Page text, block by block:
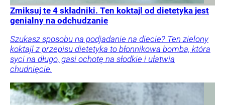
Zmiksuj te 4 składniki. Ten koktajl od dietetyka jest
genialny na odchudzanie
Szukasz sposobu na podjadanie na diecie? Ten zielony
koktajl z przepisu dietetyka to błonnikowa bomba, która
syci na długo, gasi ochotę na słodkie i ułatwia
chudnięcie.